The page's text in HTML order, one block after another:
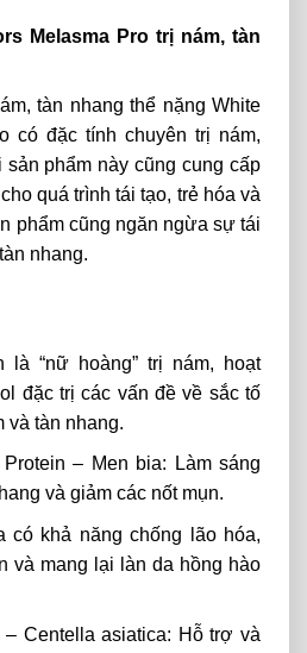
Melasma Pro trị nám, tàn
tàn nhang thể nặng White
có đặc tính chuyên trị nám,
phẩm này cũng cung cấp
quá trình tái tạo, trẻ hóa và
phẩm cũng ngăn ngừa sự tái
nhang.
“nữ hoàng” trị nám, hoạt
đặc trị các vấn đề về sắc tố
và tàn nhang.
Protein – Men bia: Làm sáng
và giảm các nốt mụn.
có khả năng chống lão hóa,
và mang lại làn da hồng hào
– Centella asiatica: Hỗ trợ và